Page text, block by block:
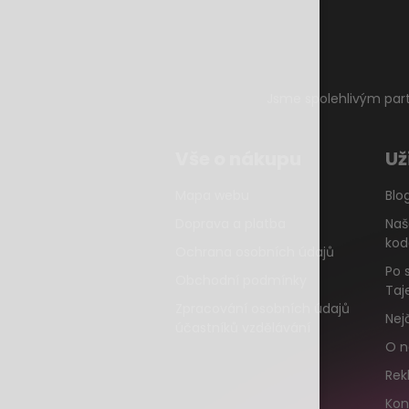
Jsme spolehlivým
Ochrana osobních údajů
Zpracování osobních údajů
Po
O